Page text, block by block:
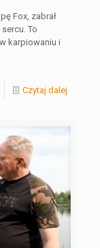
Fox, zabrał
To
karpiowaniu i
Czytaj dalej